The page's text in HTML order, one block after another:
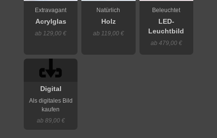
Extravagant
Acrylglas
ab 129,00 €
Natürlich
Holz
ab 119,00 €
Beleuchtet
LED-
Leuchtbild
ab 479,00 €
Digital
Als digitales Bild
kaufen
ab 89,00 €